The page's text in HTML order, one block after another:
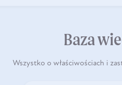
Baza
Wszystko o właściwościach i